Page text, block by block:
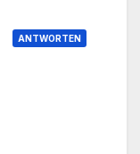
ANTWORTEN